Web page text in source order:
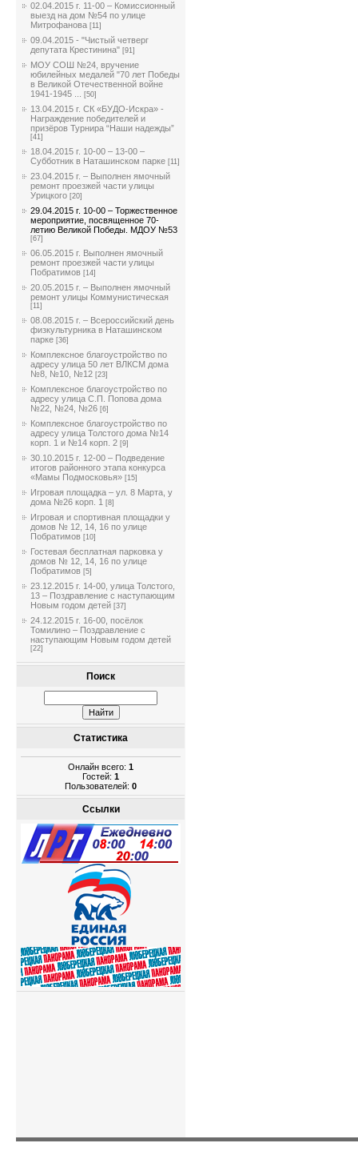
02.04.2015 г. 11-00 – Комиссионный
выезд на дом №54 по улице
Митрофанова [11]
09.04.2015 - "Чистый четверг
депутата Крестинина" [91]
МОУ СОШ №24, вручение
юбилейных медалей "70 лет Победы
в Великой Отечественной войне
1941-1945 ...
[50]
13.04.2015 г. СК «БУДО-Искра» -
Награждение победителей и
призёров Турнира “Наши надежды”
[41]
18.04.2015 г. 10-00 – 13-00 –
Субботник в Наташинском парке [11]
23.04.2015 г. – Выполнен ямочный
ремонт проезжей части улицы
Урицкого [20]
29.04.2015 г. 10-00 – Торжественное
мероприятие, посвященное 70-
летию Великой Победы. МДОУ №53
[67]
06.05.2015 г. Выполнен ямочный
ремонт проезжей части улицы
Побратимов [14]
20.05.2015 г. – Выполнен ямочный
ремонт улицы Коммунистическая
[11]
08.08.2015 г. – Всероссийский день
физкультурника в Наташинском
парке [36]
Комплексное благоустройство по
адресу улица 50 лет ВЛКСМ дома
№8, №10, №12 [23]
Комплексное благоустройство по
адресу улица С.П. Попова дома
№22, №24, №26 [6]
Комплексное благоустройство по
адресу улица Толстого дома №14
корп. 1 и №14 корп. 2 [9]
30.10.2015 г. 12-00 – Подведение
итогов районного этапа конкурса
«Мамы Подмосковья» [15]
Игровая площадка – ул. 8 Марта, у
дома №26 корп. 1 [8]
Игровая и спортивная площадки у
домов № 12, 14, 16 по улице
Побратимов [10]
Гостевая бесплатная парковка у
домов № 12, 14, 16 по улице
Побратимов [5]
23.12.2015 г. 14-00, улица Толстого,
13 – Поздравление с наступающим
Новым годом детей [37]
24.12.2015 г. 16-00, посёлок
Томилино – Поздравление с
наступающим Новым годом детей
[22]
Поиск
Статистика
Онлайн всего: 1
Гостей: 1
Пользователей: 0
Ссылки